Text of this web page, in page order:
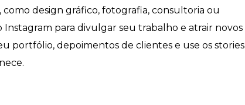
como design gráfico, fotografia, consultoria ou
para divulgar seu trabalho e atrair novos
portfólio, depoimentos de clientes e use os stories